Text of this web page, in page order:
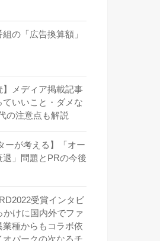
組の「広告換算額」
】メディア掲載記事
いいこと・ダメな
の注意点も解説
ーが考える】「オー
退」問題とPRの今後
受賞インタビ
かけに国内外でファ
業種からもコラボ依
パークの次なるチ